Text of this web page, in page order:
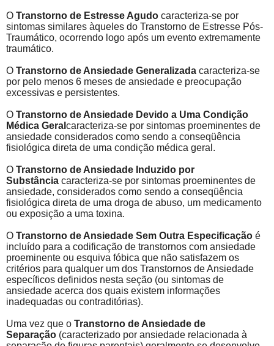
O Transtorno de Estresse Agudo caracteriza-se por
sintomas similares àqueles do Transtorno de Estresse Pós-
Traumático, ocorrendo logo após um evento extremamente
traumático.
O Transtorno de Ansiedade Generalizada caracteriza-se
por pelo menos 6 meses de ansiedade e preocupação
excessivas e persistentes.
O Transtorno de Ansiedade Devido a Uma Condição
Médica Geral caracteriza-se por sintomas proeminentes de
ansiedade considerados como sendo a conseqüência
fisiológica direta de uma condição médica geral.
O Transtorno de Ansiedade Induzido por
Substância caracteriza-se por sintomas proeminentes de
ansiedade, considerados como sendo a conseqüência
fisiológica direta de uma droga de abuso, um medicamento
ou exposição a uma toxina.
O Transtorno de Ansiedade Sem Outra Especificação é
incluído para a codificação de transtornos com ansiedade
proeminente ou esquiva fóbica que não satisfazem os
critérios para qualquer um dos Transtornos de Ansiedade
específicos definidos nesta seção (ou sintomas de
ansiedade acerca dos quais existem informações
inadequadas ou contraditórias).
Uma vez que o Transtorno de Ansiedade de
Separação (caracterizado por ansiedade relacionada à